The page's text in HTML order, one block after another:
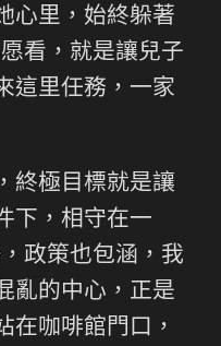
心里，始終躲著
看，就是讓兒子
這里任務，一家
終極目標就是讓
下，相守在一
政策也包涵，我
亂的中心，正是
在咖啡館門口，